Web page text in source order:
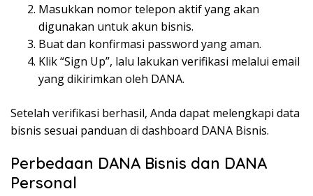
Masukkan nomortelepon aktifyangakan
digunakan untukakun bisnis.
Buat dan konfirmasi password yangaman.
Klik“Sign Up”, lalu lakukan verifikasi melalui email
yangdikirimkan oleh DANA.
Setelah verifikasi berhasil, Anda dapat melengkapi data
bisnis sesuai panduan di dashboard DANA Bisnis.
Perbedaan DANA Bisnis dan DANA
Personal